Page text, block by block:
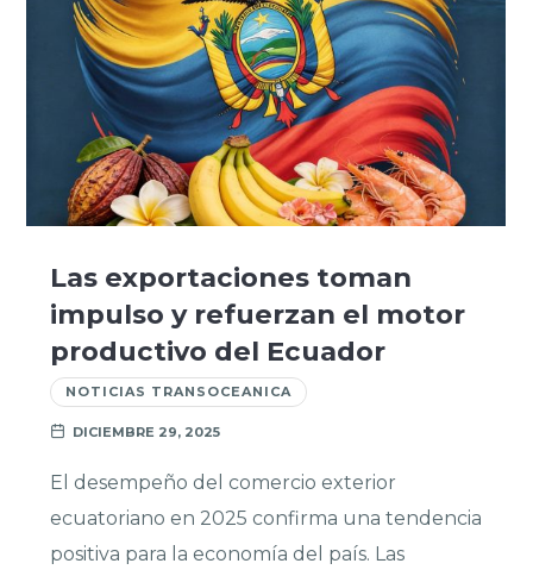
Las exportaciones toman
impulso y refuerzan el motor
productivo del Ecuador
NOTICIAS TRANSOCEANICA
DICIEMBRE 29, 2025
El desempeño del comercio exterior
ecuatoriano en 2025 confirma una tendencia
positiva para la economía del país. Las